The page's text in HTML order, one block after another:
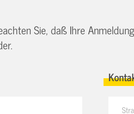
Sie, daß Ihre